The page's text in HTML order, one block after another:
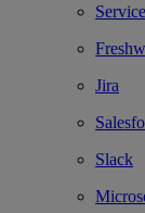
Jira
Slack